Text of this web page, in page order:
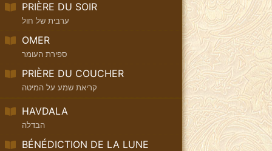
PRIÈRE DU SOIR
ערבית של חול
OMER
ספירת העומר
PRIÈRE DU COUCHER
קריאת שמע על המיטה
HAVDALA
הבדלה
BÉNÉDICTION DE LA LUNE